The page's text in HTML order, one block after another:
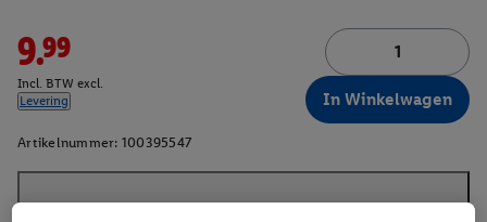
9.99
Incl. BTW excl.
Levering
In Winkelwagen
Artikelnummer: 100395547